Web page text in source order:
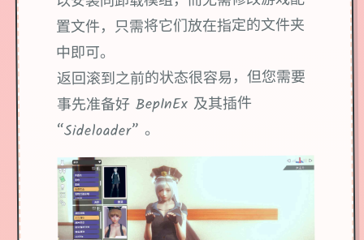
置文件，只需将它们放在指定的文件夹
中即可。
返回滚到之前的状态很容易，但您需要
事先准备好 BepInEx 及其插件
“Sideloader” 。